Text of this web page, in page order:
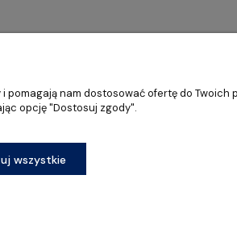
oraz barów
Sklep internetowy Shoper Premium
pomagają nam dostosować ofertę do
opcję "Dostosuj zgody".
wszystkie